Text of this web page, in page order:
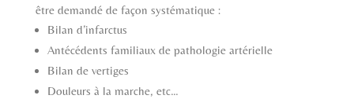
être demandé de façon systématique :
Bilan d’infarctus
Antécédents familiaux de pathologie artérielle
Bilan de vertiges
Douleurs à la marche, etc…